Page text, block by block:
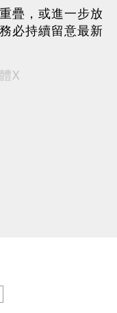
疊，或進一步放
必持續留意最新
X